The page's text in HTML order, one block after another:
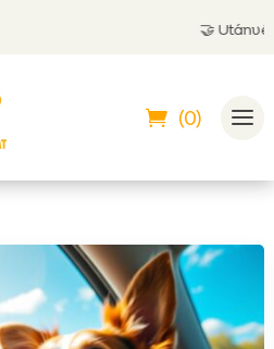
🤝 Utánvéttel
(0)